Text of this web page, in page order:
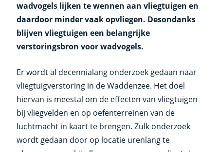
wadvogels lijken te wennen aan vliegtuigen en
daardoor minder vaak opvliegen. Desondanks
blijven vliegtuigen een belangrijke
verstoringsbron voor wadvogels.
Er wordt al decennialang onderzoek gedaan naar
vliegtuigverstoring in de Waddenzee. Het doel
hiervan is meestal om de effecten van vliegtuigen
bij vliegvelden en op oefenterreinen van de
luchtmacht in kaart te brengen. Zulk onderzoek
wordt gedaan door op locatie urenlang te